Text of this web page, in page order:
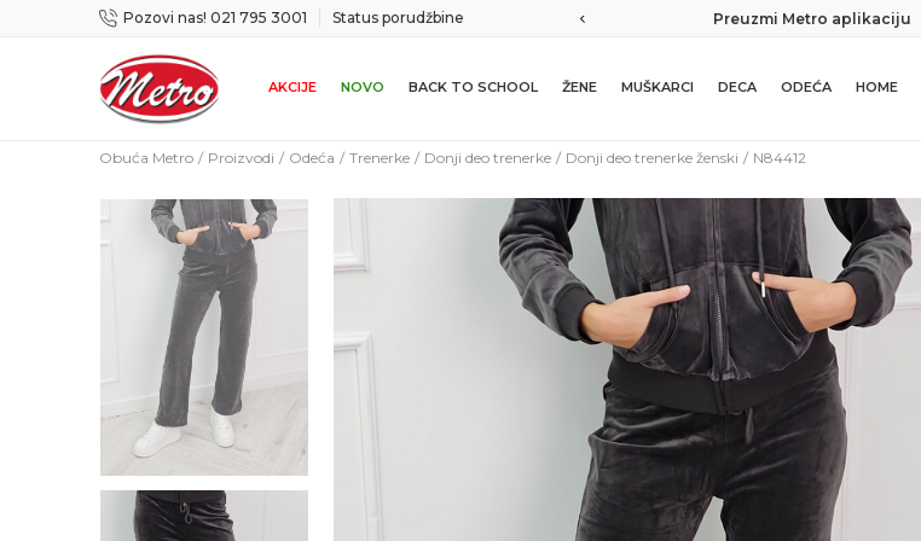
Pozovi nas! 021 795 3001 Status porudžbine
zamene u roku od 14 dana Preuzmi Metro aplikaciju
AKCIJE NOVO BACK TO SCHOOL ŽENE MUŠKARCI DECA ODEĆA HOME
Obuća Metro Proizvodi Odeća Trenerke Donji deo trenerke Donji deo trenerke ženski N84412